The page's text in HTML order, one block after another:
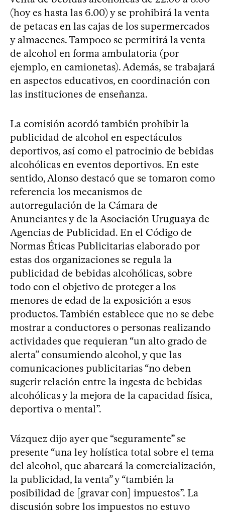
(hoy es hasta las 6.00) y se prohibirá la venta
de petacas en las cajas de los supermercados
y almacenes. Tampoco se permitirá la venta
de alcohol en forma ambulatoria (por
ejemplo, en camionetas). Además, se trabajará
en aspectos educativos, en coordinación con
las instituciones de enseñanza.
La comisión acordó también prohibir la
publicidad de alcohol en espectáculos
deportivos, así como el patrocinio de bebidas
alcohólicas en eventos deportivos. En este
sentido, Alonso destacó que se tomaron como
referencia los mecanismos de
autorregulación de la Cámara de
Anunciantes y de la Asociación Uruguaya de
Agencias de Publicidad. En el Código de
Normas Éticas Publicitarias elaborado por
estas dos organizaciones se regula la
publicidad de bebidas alcohólicas, sobre
todo con el objetivo de proteger a los
menores de edad de la exposición a esos
productos. También establece que no se debe
mostrar a conductores o personas realizando
actividades que requieran “un alto grado de
alerta” consumiendo alcohol, y que las
comunicaciones publicitarias “no deben
sugerir relación entre la ingesta de bebidas
alcohólicas y la mejora de la capacidad física,
deportiva o mental”.
Vázquez dijo ayer que “seguramente” se
presente “una ley holística total sobre el tema
del alcohol, que abarcará la comercialización,
la publicidad, la venta” y “también la
posibilidad de [gravar con] impuestos”. La
discusión sobre los impuestos no estuvo